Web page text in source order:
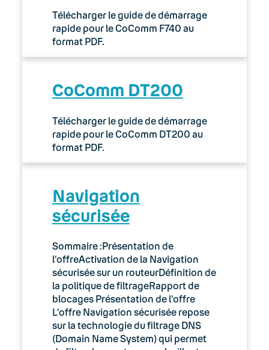
Télécharger le guide de démarrage
rapide pour le CoComm F740 au
format PDF.
CoComm DT200
Télécharger le guide de démarrage
rapide pour le CoComm DT200 au
format PDF.
Navigation
sécurisée
Sommaire :Présentation de
l’offreActivation de la Navigation
sécurisée sur un routeurDéfinition de
la politique de filtrageRapport de
blocages Présentation de l’offre
L’offre Navigation sécurisée repose
sur la technologie du filtrage DNS
(Domain Name System) qui permet